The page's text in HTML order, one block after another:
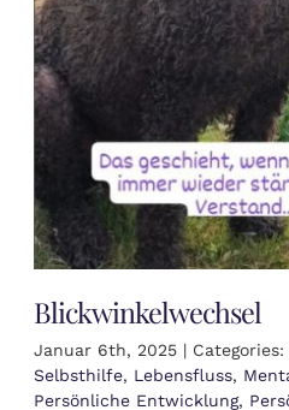
Blickwinkelwechsel
Januar 6th, 2025 | Categories:
Selbsthilfe, Lebensfluss,
Persönliche Entwicklung,